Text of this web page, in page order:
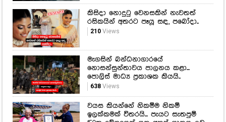
කිසිදා නොදුටු වෙනසකින් නැවතත්
රසිකයින් අතරට පෑයූ සඳ, පබෝදා..
210Views
මැගසින් බන්ධනාගාරයේ
නොසන්සුන්තාවය පාලනය කළා...
පොලිස් මාධ්‍ය ප්‍රකාශක කියයි..
638Views
වයස කියන්නේ නිකම්ම නිකම්
ඉලක්කමක් විතරයි... පැයට සැතපුම්